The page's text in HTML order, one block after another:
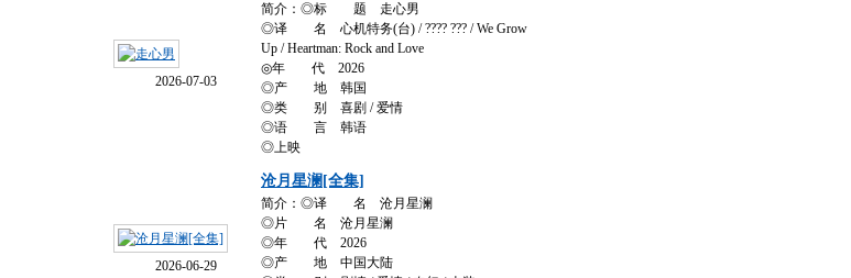
2026-07-03
简介：◎标 题 走心男
◎译 名 心机特务(台) / ???? ??? / We Grow
Up / Heartman: Rock and Love
◎年 代 2026
◎产 地 韩国
◎类 别 喜剧 / 爱情
◎语 言 韩语
◎上映
2026-06-29
沧月星澜[全集]
简介：◎译 名 沧月星澜
◎片 名 沧月星澜
◎年 代 2026
◎产 地 中国大陆